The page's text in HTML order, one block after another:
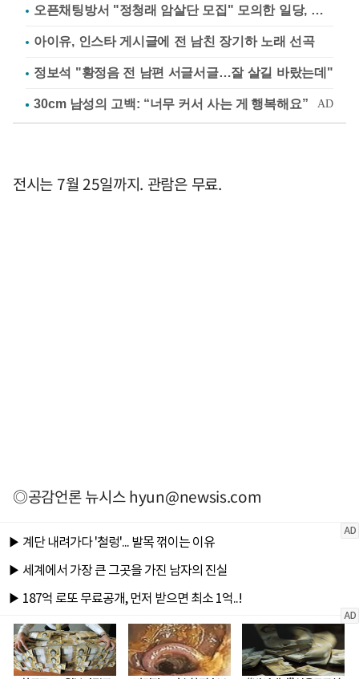
오픈채팅방서 "정청래 암살단 모집" 모의한 일당, 불구속 송치
아이유, 인스타 게시글에 전 남친 장기하 노래 선곡
정보석 "황정음 전 남편 서글서글…잘 살길 바랐는데"
전시는 7월 25일까지. 관람은 무료.
◎공감언론 뉴시스hyun@newsis.com